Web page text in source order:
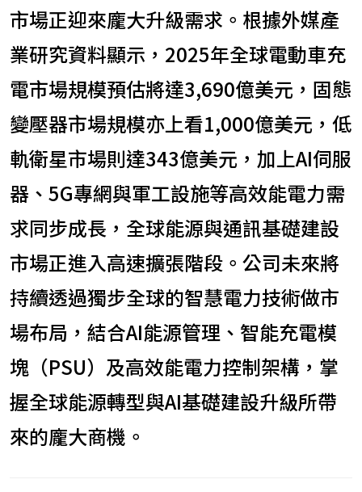
市場正迎來龐大升級需求。根據外媒產
業研究資料顯示，2025年全球電動車充
電市場規模預估將達3,690億美元，固態
變壓器市場規模亦上看1,000億美元，低
軌衛星市場則達343億美元，加上AI伺服
器、5G專網與軍工設施等高效能電力需
求同步成長，全球能源與通訊基礎建設
市場正進入高速擴張階段。公司未來將
持續透過獨步全球的智慧電力技術做市
場布局，結合AI能源管理、智能充電模
塊（PSU）及高效能電力控制架構，掌
握全球能源轉型與AI基礎建設升級所帶
來的龐大商機。